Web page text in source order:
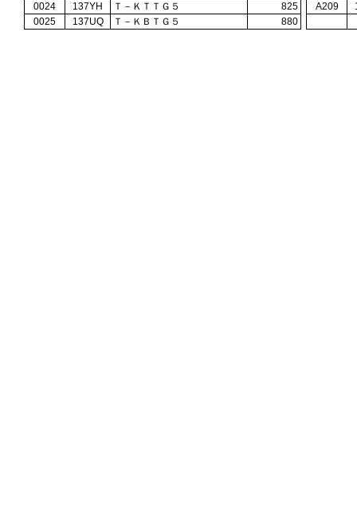
0024
137YH Ｔ－ＫＴＴＧ５ 825 A209
0025
137UQ Ｔ－ＫＢＴＧ５ 880